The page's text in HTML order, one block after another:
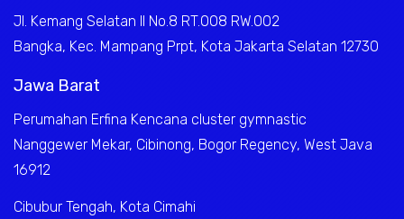
Jl. Kemang Selatan II No.8 RT.008 RW.002
Bangka, Kec. Mampang Prpt, Kota Jakarta Selatan 12730
Jawa Barat
Perumahan Erfina Kencana cluster gymnastic
Nanggewer Mekar, Cibinong, Bogor Regency, West Java
16912
Cibubur Tengah, Kota Cimahi